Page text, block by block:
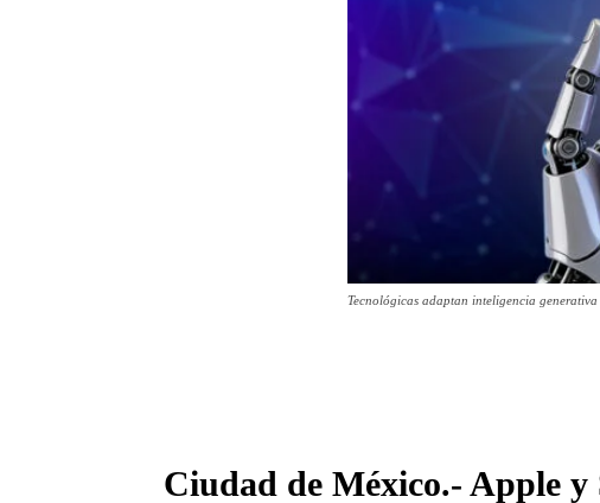
Tecnológicas adaptan inteligencia
Ciudad de México.- Apple